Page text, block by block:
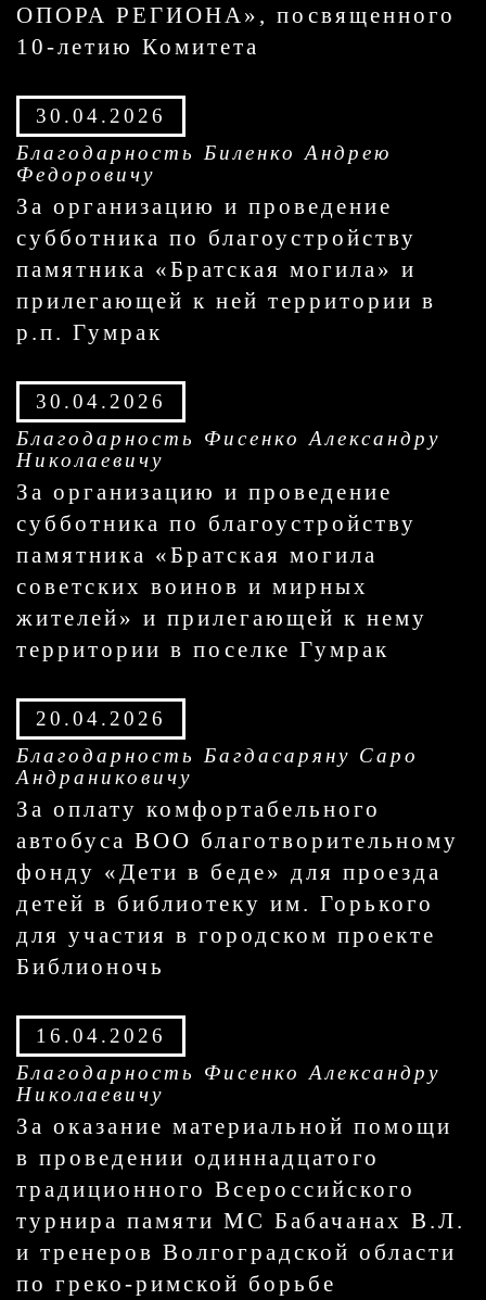
ОПОРА РЕГИОНА», посвященного
10-летию Комитета
30.04.2026
Благодарность Биленко Андрею
Федоровичу
За организацию и проведение
субботника по благоустройству
памятника «Братская могила» и
прилегающей к ней территории в
р.п. Гумрак
30.04.2026
Благодарность Фисенко Александру
Николаевичу
За организацию и проведение
субботника по благоустройству
памятника «Братская могила
советских воинов и мирных
жителей» и прилегающей к нему
территории в поселке Гумрак
20.04.2026
Благодарность Багдасаряну Саро
Андраниковичу
За оплату комфортабельного
автобуса ВОО благотворительному
фонду «Дети в беде» для проезда
детей в библиотеку им. Горького
для участия в городском проекте
Библионочь
16.04.2026
Благодарность Фисенко Александру
Николаевичу
За оказание материальной помощи
в проведении одиннадцатого
традиционного Всероссийского
турнира памяти МС Бабачанах В.Л.
и тренеров Волгоградской области
по греко-римской борьбе